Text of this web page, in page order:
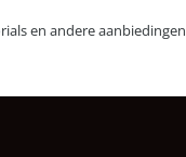
en andere aanbiedingen